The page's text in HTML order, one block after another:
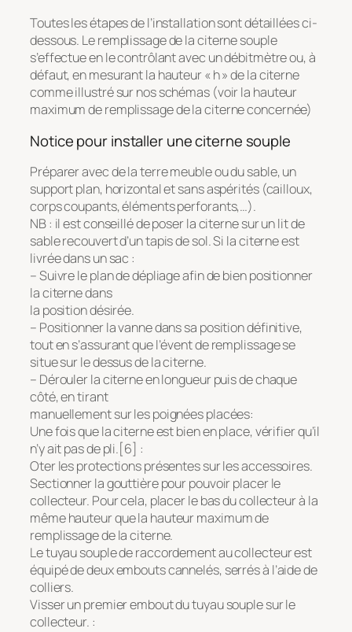
Toutes les étapes de l’installation sont détaillées ci-
dessous. Le remplissage de la citerne souple
s’effectue en le contrôlant avec un débitmètre ou, à
défaut, en mesurant la hauteur « h » de la citerne
comme illustré sur nos schémas (voir la hauteur
maximum de remplissage de la citerne concernée)
Notice pour installer une citerne souple
Préparer avec de la terre meuble ou du sable, un
support plan, horizontal et sans aspérités (cailloux,
corps coupants, éléments perforants,…).
NB : il est conseillé de poser la citerne sur un lit de
sable recouvert d’un tapis de sol. Si la citerne est
livrée dans un sac :
– Suivre le plan de dépliage afin de bien positionner
la citerne dans
la position désirée.
– Positionner la vanne dans sa position définitive,
tout en s’assurant que l’évent de remplissage se
situe sur le dessus de la citerne.
– Dérouler la citerne en longueur puis de chaque
côté, en tirant
manuellement sur les poignées placées:
Une fois que la citerne est bien en place, vérifier qu’il
n’y ait pas de pli.[6] :
Oter les protections présentes sur les accessoires.
Sectionner la gouttière pour pouvoir placer le
collecteur. Pour cela, placer le bas du collecteur à la
même hauteur que la hauteur maximum de
remplissage de la citerne.
Le tuyau souple de raccordement au collecteur est
équipé de deux embouts cannelés, serrés à l’aide de
colliers.
Visser un premier embout du tuyau souple sur le
collecteur. :